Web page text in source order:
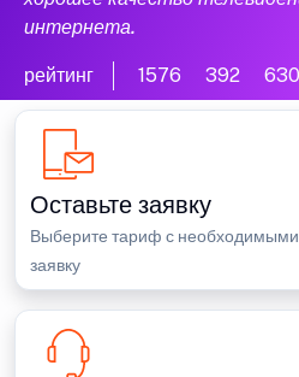
интернета.
рейтинг 1576 392 630
Оставьте заявку
Выберите тариф с
заявку